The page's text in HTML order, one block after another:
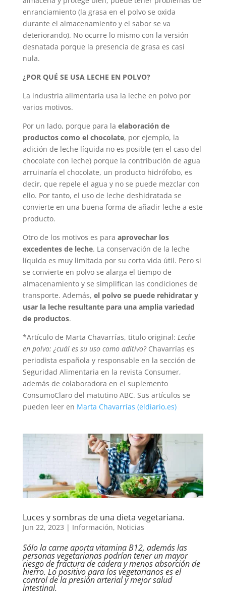
enranciamiento (la grasa en el polvo se oxida
durante el almacenamiento y el sabor se va
deteriorando). No ocurre lo mismo con la versión
desnatada porque la presencia de grasa es casi
nula.
¿POR QUÉ SE USA LECHE EN POLVO?
La industria alimentaria usa la leche en polvo por
varios motivos.
Por un lado, porque para la elaboración de
productos como el chocolate, por ejemplo, la
adición de leche líquida no es posible (en el caso del
chocolate con leche) porque la contribución de agua
arruinaría el chocolate, un producto hidrófobo, es
decir, que repele el agua y no se puede mezclar con
ello. Por tanto, el uso de leche deshidratada se
convierte en una buena forma de añadir leche a este
producto.
Otro de los motivos es para aprovechar los
excedentes de leche. La conservación de la leche
líquida es muy limitada por su corta vida útil. Pero si
se convierte en polvo se alarga el tiempo de
almacenamiento y se simplifican las condiciones de
transporte. Además, el polvo se puede rehidratar y
usar la leche resultante para una amplia variedad
de productos.
*Artículo de Marta Chavarrías, titulo original: Leche
en polvo: ¿cuál es su uso como aditivo?Chavarrías es
periodista española y responsable en la sección de
Seguridad Alimentaria en la revista Consumer,
además de colaboradora en el suplemento
ConsumoClaro del matutino ABC. Sus artículos se
pueden leer en Marta Chavarrías (eldiario.es)
Luces y sombras de una dieta vegetariana.
Jun 22, 2023 | Información, Noticias
Sólo la carne aporta vitamina B12, además las
personas vegetarianas podrían tener un mayor
riesgo de fractura de cadera y menos absorción de
hierro. Lo positivo para los vegetarianos es el
control de la presión arterial y mejor salud
intestinal.